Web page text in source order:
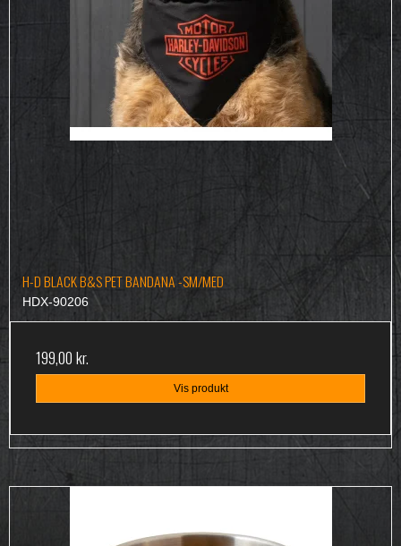
H-D BLACK B&S PET BANDANA -SM/MED
HDX-90206
199,00 kr.
Vis produkt